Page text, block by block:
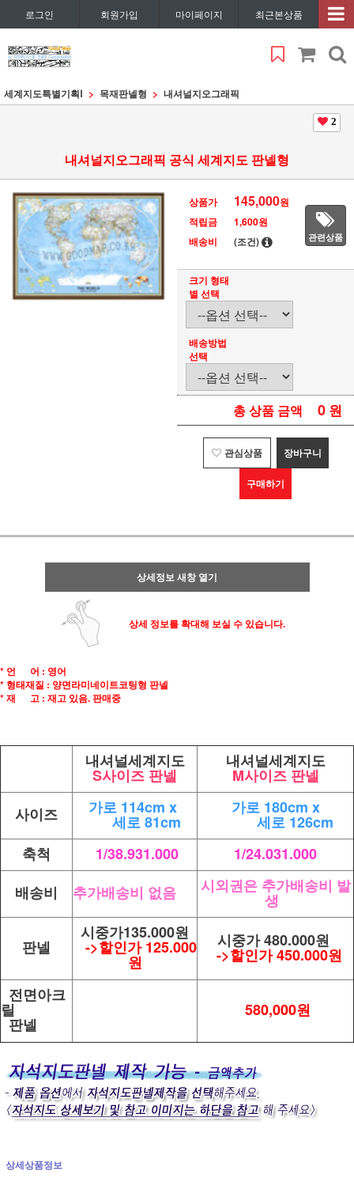
로그인 회원가입 마이페이지 최근본상품
세계지도특별기획Ⅰ 목재판넬형 내셔널지오그래픽
2
내셔널지오그래픽 공식 세계지도 판넬형
상품가 145,000원
적립금
1,600원
배송비
(조건) 관련상품
크기 형태
별 선택
배송방법
선택
총 상품 금액 0 원
관심상품 장바구니
구매하기
상세정보 새창 열기
상세 정보를 확대해 보실 수 있습니다.
* 언 어 : 영어
* 형태재질 : 양면라미네이트코팅형 판넬
* 재 고 : 재고 있음. 판매중
내셔널세계지도
S사이즈 판넬
내셔널세계지도
M사이즈 판넬
사이즈
가로 114cm x
세로 81cm
가로 180cm x
세로 126cm
축척
1/38.931.000
1/24.031.000
배송비
추가배송비 없음 시외권은 추가배송비 발
생
판넬
시중가135.000원
->할인가 125.000
원
시중가 480.000원
->할인가 450.000원
전면아크
릴
판넬
580,000원
상세상품정보